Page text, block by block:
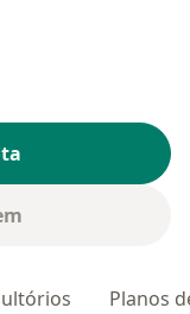
Planos